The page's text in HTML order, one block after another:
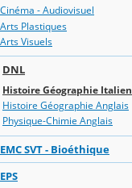
Cinéma - Audiovisuel
Arts Plastiques
Arts Visuels
DNL
Histoire Géographie Italien
Histoire Géographie Anglais
Physique-Chimie Anglais
EMC SVT - Bioéthique
EPS